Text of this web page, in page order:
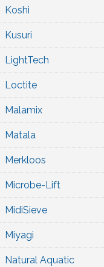
Koshi
Kusuri
LightTech
Loctite
Malamix
Matala
Merkloos
Microbe-Lift
MidiSieve
Miyagi
Natural Aquatic